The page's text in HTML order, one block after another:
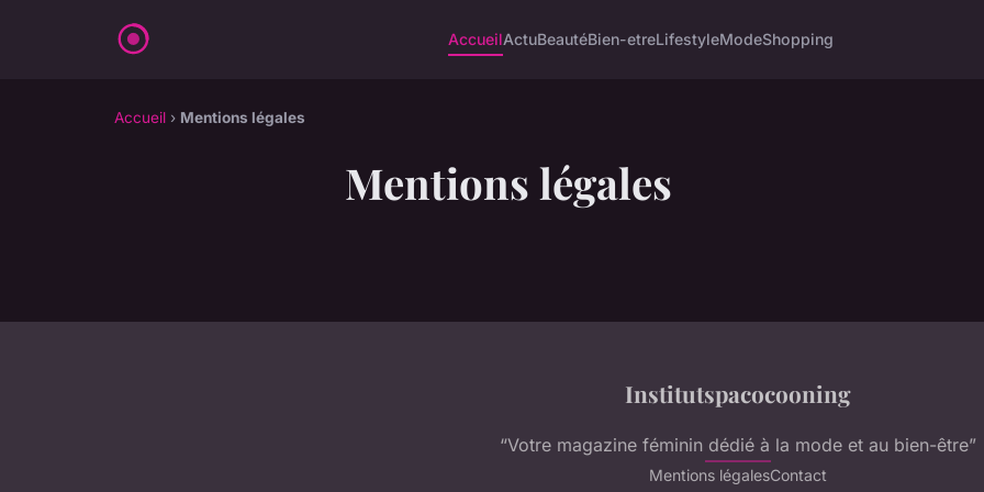
AccueilActuBeautéBien-etreLifestyleModeShopping
Accueil › Mentions légales
Mentions légales
Institutspacocooning
“Votre magazine féminin dédié à la mode et au bien-être”
Mentions légalesContact